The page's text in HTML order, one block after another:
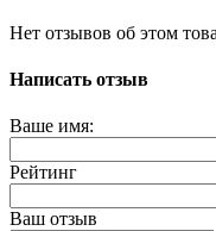
Нет отзывов об этом
Написать отзыв
Ваше имя:
Рейтинг
Ваш отзыв